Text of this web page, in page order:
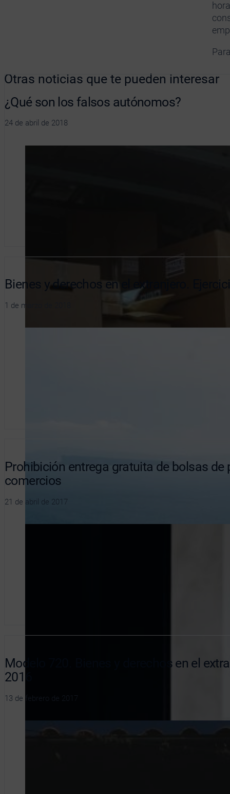
Otras noticias que te pueden interesar
¿Qué son los falsos autónomos?
24 de abril de 2018
Bienes y derechos en el extranjero.
1 de marzo de 2018
Prohibición entrega gratuita de bolsas de
comercios
21 de abril de 2017
Modelo 720. Bienes y derechos en el
2016
13 de febrero de 2017